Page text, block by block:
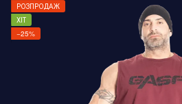
РОЗПРОДАЖ
ХІТ
−25%